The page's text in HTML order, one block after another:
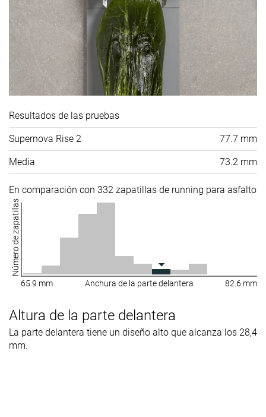
Resultados de las pruebas
Supernova Rise 2 77.7 mm
Media 73.2 mm
En comparación con 332 zapatillas de running para asfalto
Número de zapatillas
65.9 mm Anchura de la parte delantera 82.6 mm
Altura de la parte delantera
La parte delantera tiene un diseño alto que alcanza los 28,4
mm.